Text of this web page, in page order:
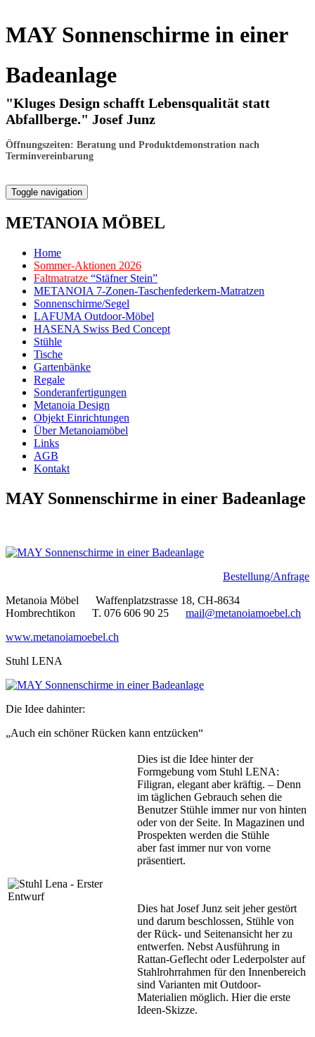
MAY Sonnenschirme in einer
Badeanlage
"Kluges Design schafft Lebensqualität statt
Abfallberge." Josef Junz
Öffnungszeiten: Beratung und Produktdemonstration nach
Terminvereinbarung
Toggle navigation
METANOIA MÖBEL
Home
Sommer-Aktionen 2026
Faltmatratze “Stäfner Stein”
METANOIA 7-Zonen-Taschenfederkern-Matratzen
Sonnenschirme/Segel
LAFUMA Outdoor-Möbel
HASENA Swiss Bed Concept
Stühle
Tische
Gartenbänke
Regale
Sonderanfertigungen
Metanoia Design
Objekt Einrichtungen
Über Metanoiamöbel
Links
AGB
Kontakt
MAY Sonnenschirme in einer Badeanlage
Bestellung/Anfrage
Metanoia Möbel Waffenplatzstrasse 18, CH-8634
Hombrechtikon T. 076 606 90 25 mail@metanoiamoebel.ch
www.metanoiamoebel.ch
Stuhl LENA
Die Idee dahinter:
„Auch ein schöner Rücken kann entzücken“
Dies ist die Idee hinter der
Formgebung vom Stuhl LENA:
Filigran, elegant aber kräftig. – Denn
im täglichen Gebrauch sehen die
Benutzer Stühle immer nur von hinten
oder von der Seite. In Magazinen und
Prospekten werden die Stühle
aber fast immer nur von vorne
präsentiert.
Dies hat Josef Junz seit jeher gestört
und darum beschlossen, Stühle von
der Rück- und Seitenansicht her zu
entwerfen. Nebst Ausführung in
Rattan-Geflecht oder Lederpolster auf
Stahlrohrrahmen für den Innenbereich
sind Varianten mit Outdoor-
Materialien möglich. Hier die erste
Ideen-Skizze.